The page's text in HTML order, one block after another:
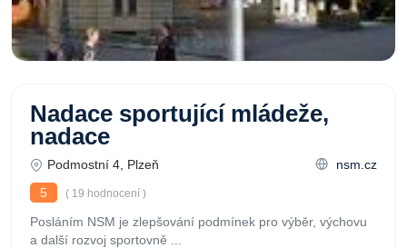
Nadace sportující mládeže,
nadace
Podmostní 4, Plzeň
nsm.cz
5
( 19 hodnocení )
Posláním NSM je zlepšování podmínek pro výběr, výchovu
a další rozvoj sportovně ...